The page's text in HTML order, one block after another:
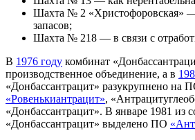
Шахта № 2 «Христофоровская» —
запасов;
Шахта № 218 — в связи с
В 1976 году комбинат
производственное объединение, а в
«Донбассантрацит» разукрупнено на
«Ровенькиантрацит»,
«Донбассантрацит». В январе 1981 из
«Донбассантрацит» выделено ПО